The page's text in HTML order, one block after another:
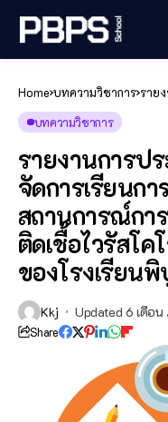
Home บทความวิชาการ ราย
บทความวิชาการ
รายงานการป
จัดการเรียนก
สถานการณ์กา
ติดเชื้อไวรัสโค
ของโรงเรียน
Kkj Updated 6 เดือน
Share